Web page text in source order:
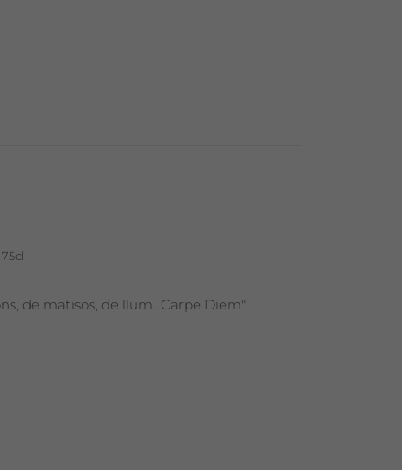
de matisos, de llum...Carpe Diem"